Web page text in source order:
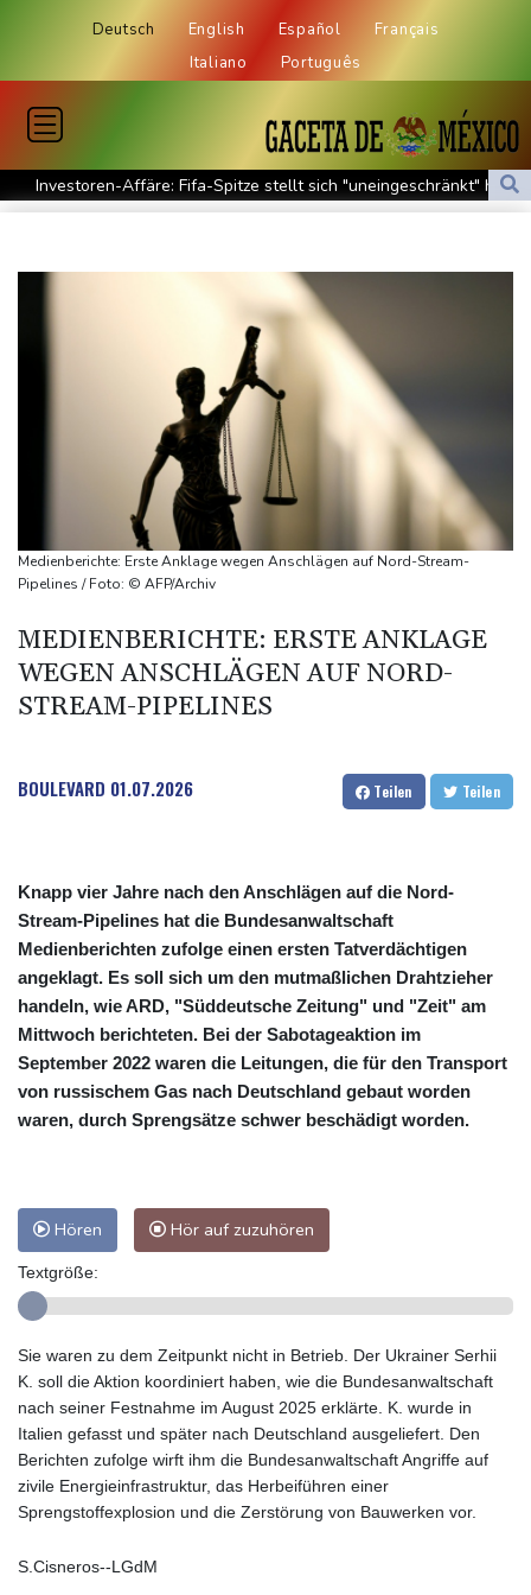
Deutsch English Español
Français
Italiano
Português
Investoren-Affäre: Fifa-Spitze stellt sich "uneingeschränkt" hinter
Infantino
Wissenschaftler bestätigen: Schrottteil von SpaceX-Rakete auf
Nilpferd-Baby von Herde von Drogenboss Escobar erst gerettet
und dann doch gestorben
Niedrigwasser: Ex-Umweltministerin Lemke fordert
grundsätzliche Gegenmaßnahmen
Investoren-Affäre: Fifa-Spitze stellt sich hinter Infantino
Brandgefahr: THW fordert mehr Investitionen für
Bevölkerungsschutz
Unbekannter schießt in Baden-Württemberg auf Auto: Ein
FIFA-Statement: Rückendeckung für Infantino
Fehlstart der Hartplatzsaison: Zverev scheitert in Montréal
Medienberichte: Erste Anklage wegen Anschlägen auf Nord-Stream-
Pipelines / Foto: © AFP/Archiv
MEDIENBERICHTE: ERSTE ANKLAGE
WEGEN ANSCHLÄGEN AUF NORD-
STREAM-PIPELINES
BOULEVARD 01.07.2026 Teilen Teilen
Knapp vier Jahre nach den Anschlägen auf die Nord-
Stream-Pipelines hat die Bundesanwaltschaft
Medienberichten zufolge einen ersten Tatverdächtigen
angeklagt. Es soll sich um den mutmaßlichen Drahtzieher
handeln, wie ARD, "Süddeutsche Zeitung" und "Zeit" am
Mittwoch berichteten. Bei der Sabotageaktion im
September 2022 waren die Leitungen, die für den Transport
von russischem Gas nach Deutschland gebaut worden
waren, durch Sprengsätze schwer beschädigt worden.
Hören Hör auf zuzuhören
Textgröße:
Sie waren zu dem Zeitpunkt nicht in Betrieb. Der Ukrainer Serhii
K. soll die Aktion koordiniert haben, wie die Bundesanwaltschaft
nach seiner Festnahme im August 2025 erklärte. K. wurde in
Italien gefasst und später nach Deutschland ausgeliefert. Den
Berichten zufolge wirft ihm die Bundesanwaltschaft Angriffe auf
zivile Energieinfrastruktur, das Herbeiführen einer
Sprengstoffexplosion und die Zerstörung von Bauwerken vor.
S.Cisneros--LGdM